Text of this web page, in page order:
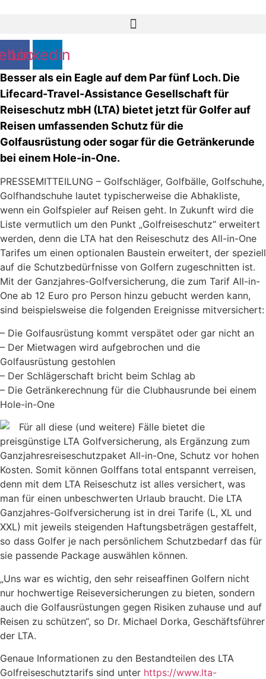
Linkedin
Besser als ein Eagle auf dem Par fünf Loch. Die
Lifecard-Travel-Assistance Gesellschaft für
Reiseschutz mbH (LTA) bietet jetzt für Golfer auf
Reisen umfassenden Schutz für die
Golfausrüstung oder sogar für die Getränkerunde
bei einem Hole-in-One.
PRESSEMITTEILUNG – Golfschläger, Golfbälle, Golfschuhe,
Golfhandschuhe lautet typischerweise die Abhakliste,
wenn ein Golfspieler auf Reisen geht. In Zukunft wird die
Liste vermutlich um den Punkt „Golfreiseschutz“ erweitert
werden, denn die LTA hat den Reiseschutz des All-in-One
Tarifes um einen optionalen Baustein erweitert, der speziell
auf die Schutzbedürfnisse von Golfern zugeschnitten ist.
Mit der Ganzjahres-Golfversicherung, die zum Tarif All-in-
One ab 12 Euro pro Person hinzu gebucht werden kann,
sind beispielsweise die folgenden Ereignisse mitversichert:
– Die Golfausrüstung kommt verspätet oder gar nicht an
– Der Mietwagen wird aufgebrochen und die
Golfausrüstung gestohlen
– Der Schlägerschaft bricht beim Schlag ab
– Die Getränkerechnung für die Clubhausrunde bei einem
Hole-in-One
Für all diese (und weitere) Fälle bietet die
preisgünstige LTA Golfversicherung, als Ergänzung zum
Ganzjahresreiseschutzpaket All-in-One, Schutz vor hohen
Kosten. Somit können Golffans total entspannt verreisen,
denn mit dem LTA Reiseschutz ist alles versichert, was
man für einen unbeschwerten Urlaub braucht. Die LTA
Ganzjahres-Golfversicherung ist in drei Tarife (L, XL und
XXL) mit jeweils steigenden Haftungsbeträgen gestaffelt,
so dass Golfer je nach persönlichem Schutzbedarf das für
sie passende Package auswählen können.
„Uns war es wichtig, den sehr reiseaffinen Golfern nicht
nur hochwertige Reiseversicherungen zu bieten, sondern
auch die Golfausrüstungen gegen Risiken zuhause und auf
Reisen zu schützen“, so Dr. Michael Dorka, Geschäftsführer
der LTA.
Genaue Informationen zu den Bestandteilen des LTA
Golfreiseschutztarifs sind unter https://www.lta-